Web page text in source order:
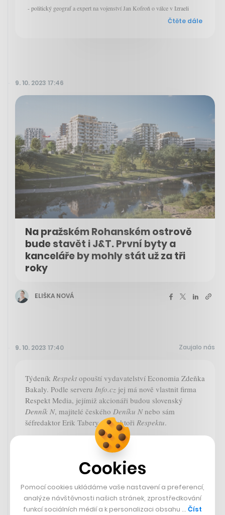
- politický geograf a expert na vojenství Jan Kofroň o válce v Izraeli
Čtěte dále
9. 10. 2023 17:46
Na pražském Rohanském ostrově
bude stavět i J&T. První byty a
kanceláře by mohly stát už za tři
roky
ELIŠKA NOVÁ
9. 10. 2023 17:40 Zaujalo nás
Týdeník Respekt opouští vydavatelství Economia Zdeňka
Bakaly. Podle serveru Info.cz jej má nově vlastnit firma
Respekt Media, jejímiž akcionáři budou slovenský
Denník N, majitelé českého Deníku Nnebo sám
šéfredaktor Erik Tabery a redaktoři Respektu.
Respekt odchází z Economie
Cookies
Pomocí cookies ukládáme vaše nastavení a preferencí,
analýze návštěvnosti našich stránek, zprostředkování
funkcí sociálních médií a k personalizaci obsahu … Číst